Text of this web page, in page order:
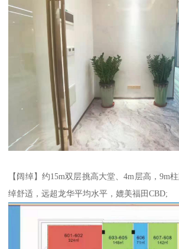
【阔绰】约15m双层挑高大堂、4m层高，9m
绰舒适，远超龙华平均水平，媲美福田CBD;